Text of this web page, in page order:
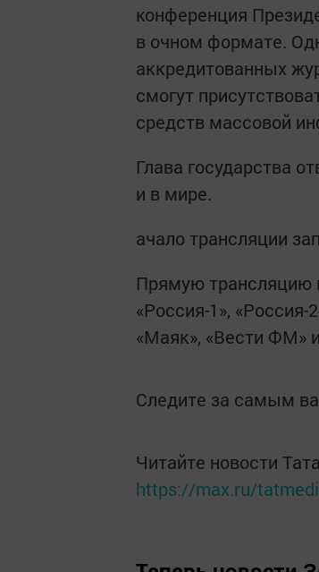
конференция
в очном формате.
аккредитованных
смогут
средств массовой
Глава государства
и в мире.
ачало трансляции
Прямую трансляцию
«Россия-1»,
«Маяк», «Вести ФМ»
Следите за самым
Читайте новости
https://max.ru/